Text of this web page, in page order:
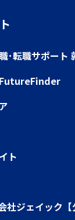
･転職サポート
ト
ジェイック【